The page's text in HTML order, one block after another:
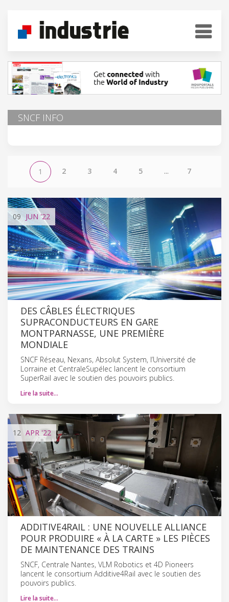
SNCF INFO
1 2 3 4 5 ... 7
09 JUN'22
DES CÂBLES ÉLECTRIQUES
SUPRACONDUCTEURS EN GARE
MONTPARNASSE, UNE PREMIÈRE
MONDIALE
SNCF Réseau, Nexans, Absolut System, l’Université de
Lorraine et CentraleSupélec lancent le consortium
SuperRail avec le soutien des pouvoirs publics.
Lire la suite…
12 APR '22
ADDITIVE4RAIL : UNE NOUVELLE ALLIANCE
POUR PRODUIRE « À LA CARTE » LES PIÈCES
DE MAINTENANCE DES TRAINS
SNCF, Centrale Nantes, VLM Robotics et 4D Pioneers
lancent le consortium Additive4Rail avec le soutien des
pouvoirs publics.
Lire la suite…